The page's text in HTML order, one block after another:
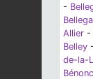
-
Allier -
Belley -
de-la-